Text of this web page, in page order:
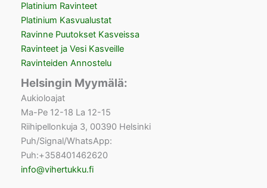
Platinium Ravinteet
Platinium Kasvualustat
Ravinne Puutokset Kasveissa
Ravinteet ja Vesi Kasveille
Ravinteiden Annostelu
Helsingin Myymälä:
Aukioloajat
Ma-Pe 12-18 La 12-15
Riihipellonkuja 3, 00390 Helsinki
Puh/Signal/WhatsApp:
Puh:+358401462620
info@vihertukku.fi